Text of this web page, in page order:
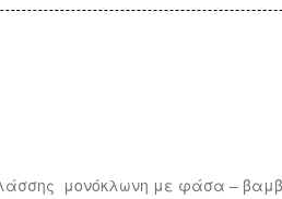
μονόκλωνη με φάσα –